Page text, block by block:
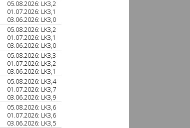
05.08.2026: LK3,2
01.07.2026: LK3,1
03.06.2026: LK3,0
05.08.2026: LK3,2
01.07.2026: LK3,1
03.06.2026: LK3,0
05.08.2026: LK3,3
01.07.2026: LK3,2
03.06.2026: LK3,1
05.08.2026: LK3,4
01.07.2026: LK3,7
03.06.2026: LK3,9
05.08.2026: LK3,6
01.07.2026: LK3,6
03.06.2026: LK3,5